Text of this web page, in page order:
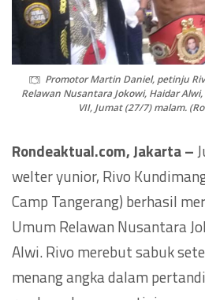
Promotor Martin Daniel, petinju
Relawan Nusantara Jokowi, Haidar
VII, Jumat (27/7) malam.
Rondeaktual.com, Jakarta –
welter yunior, Rivo
Camp Tangerang) berhasil
Umum Relawan Nusantara
Alwi. Rivo merebut sabuk
menang angka dalam